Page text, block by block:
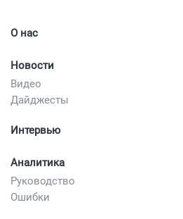
О нас
Новости
Видео
Дайджесты
Интервью
Аналитика
Руководство
Ошибки